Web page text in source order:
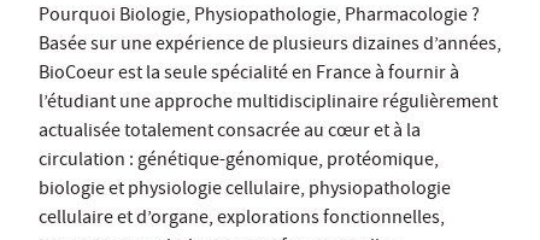
Pourquoi Biologie, Physiopathologie, Pharmacologie ?
Basée sur une expérience de plusieurs dizaines d’années,
BioCoeur est la seule spécialité en France à fournir à
l’étudiant une approche multidisciplinaire régulièrement
actualisée totalement consacrée au cœur et à la
circulation : génétique-génomique, protéomique,
biologie et physiologie cellulaire, physiopathologie
cellulaire et d’organe, explorations fonctionnelles,